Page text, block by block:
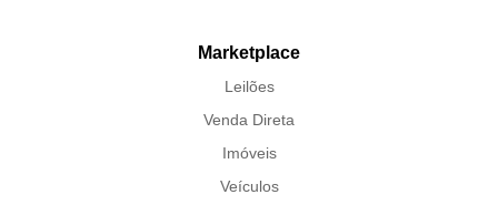
Marketplace
Leilões
Venda Direta
Imóveis
Veículos